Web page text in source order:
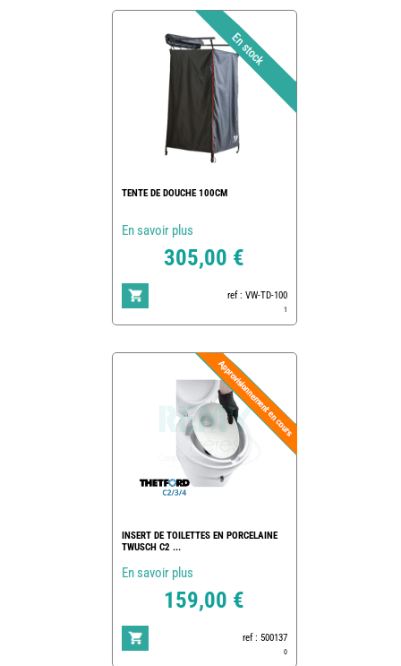
TENTE DE DOUCHE 100CM
En savoir plus
305,00 €
ref : VW-TD-100
1
INSERT DE TOILETTES EN PORCELAINE
TWUSCH C2 ...
En savoir plus
159,00 €
ref : 500137
0